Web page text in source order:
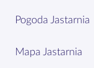
Pogoda Jastarnia
Mapa Jastarnia